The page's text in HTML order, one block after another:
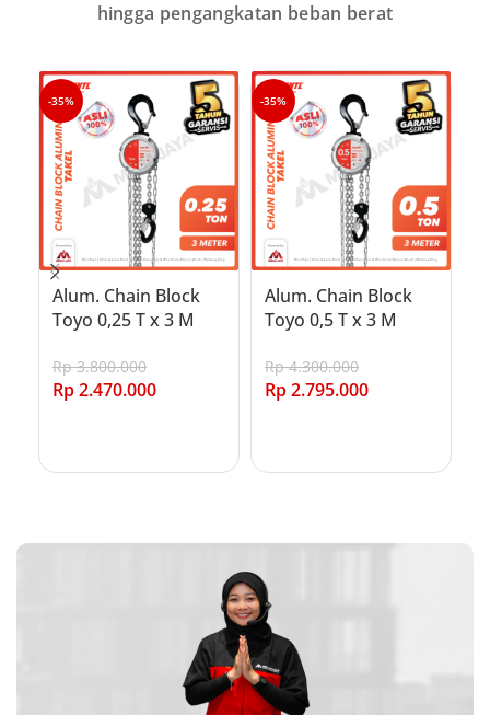
hingga pengangkatan beban berat
-35%
Alum. Chain Block
Toyo 0,25 T x 3 M
Rp3.800.000
Rp2.470.000
-35%
Alum. Chain Block
Toyo 0,5 T x 3 M
Rp4.300.000
Rp2.795.000